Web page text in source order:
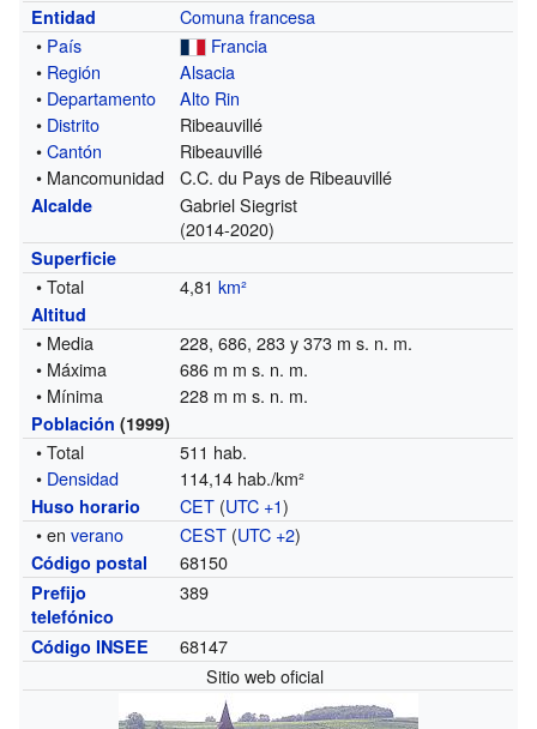
Entidad
Comuna francesa
• País
Francia
• Región
Alsacia
• Departamento
Alto Rin
• Distrito
Ribeauvillé
•Cantón
Ribeauvillé
• Mancomunidad
C.C. du Pays de Ribeauvillé
Alcalde
Gabriel Siegrist
(2014-2020)
Superficie
• Total 4,81km²
Altitud
• Media
228, 686, 283 y 373 m s. n. m.
• Máxima
686 m m s. n. m.
• Mínima
228 m m s. n. m.
Población (1999)
• Total
511 hab.
• Densidad 114,14 hab./km²
Huso horario CET (UTC +1)
• enverano CEST (UTC +2)
Código postal 68150
Prefijo
telefónico
389
Código INSEE
68147
Sitio web oficial